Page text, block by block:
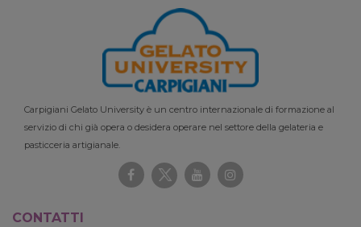
Carpigiani Gelato University è un centro internazionale di formazione al
servizio di chi già opera o desidera operare nel settore della gelateria e
pasticceria artigianale.
CONTATTI